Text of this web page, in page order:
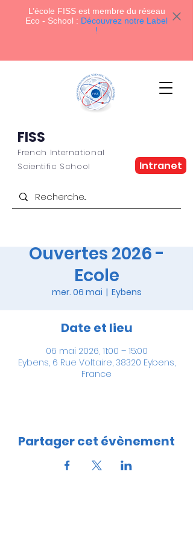
L’école FISS est membre du réseau
Eco - School : Découvrez notre Label
!
FISS
French International
Scientific School
Intranet
Ouvertes 2026 -
Ecole
mer. 06 mai
  |
Eybens
Date et lieu
06 mai 2026, 11:00 – 15:00
Eybens, 6 Rue Voltaire, 38320 Eybens,
France
Partager cet évènement